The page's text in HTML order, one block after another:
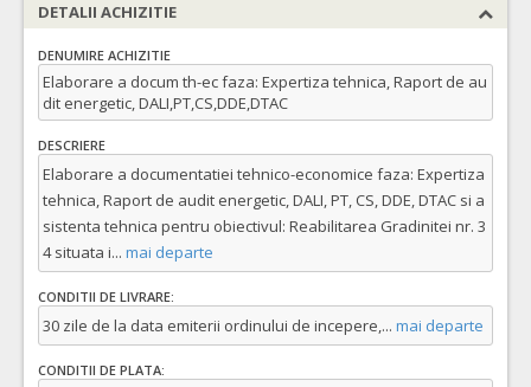
DETALII ACHIZITIE
DENUMIRE ACHIZITIE
Elaborare a docum th-ec faza: Expertiza tehnica, Raport de au
dit energetic, DALI,PT,CS,DDE,DTAC
DESCRIERE
Elaborare a documentatiei tehnico-economice faza: Expertiza
tehnica, Raport de audit energetic, DALI, PT, CS, DDE, DTAC si a
sistenta tehnica pentru obiectivul: Reabilitarea Gradinitei nr. 3
4 situata i... mai departe
CONDITII DE LIVRARE:
30 zile de la data emiterii ordinului de incepere,... mai departe
CONDITII DE PLATA: